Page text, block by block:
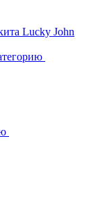
Lucky John